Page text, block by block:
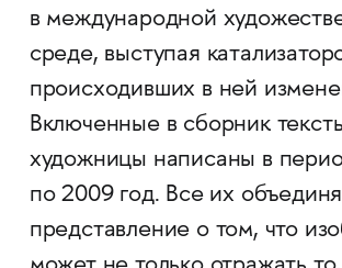
в международной
среде, выступая
происходивших в ней
Включенные в сборник
художницы написаны в
по 2009 год. Все их
представление о том, что